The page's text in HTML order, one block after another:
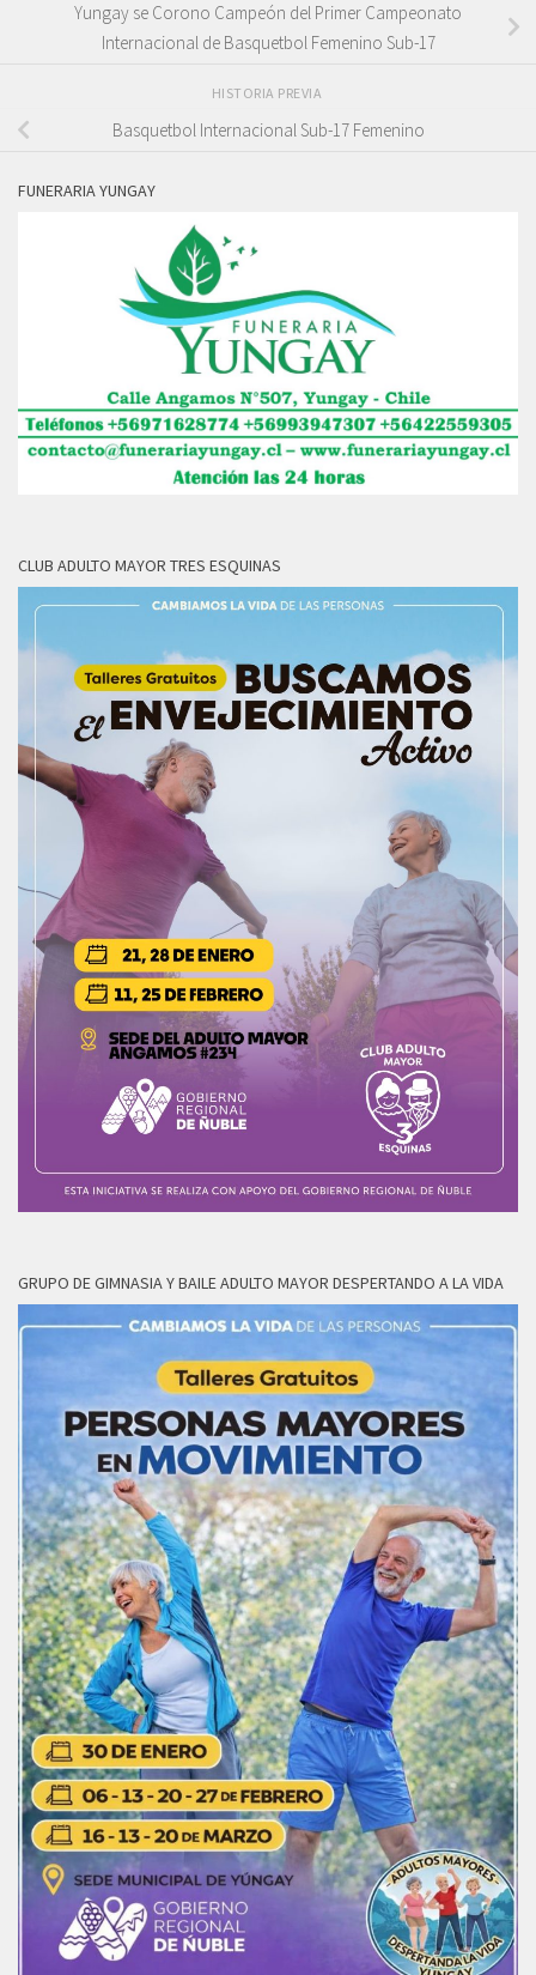
Yungay se Corono Campeón del Primer Campeonato
Internacional de Basquetbol Femenino Sub-17
HISTORIA PREVIA
Basquetbol Internacional Sub-17 Femenino
FUNERARIA YUNGAY
CLUB ADULTO MAYOR TRES ESQUINAS
GRUPO DE GIMNASIA Y BAILE ADULTO MAYOR DESPERTANDO A LA VIDA